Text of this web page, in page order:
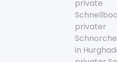
private
privater
in